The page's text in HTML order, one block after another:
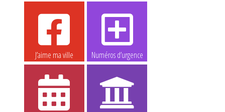
J’aime ma ville Numéros d’urgence